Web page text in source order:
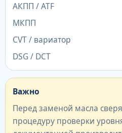
АКПП / ATF
МКПП
CVT / вариатор
DSG / DCT
Важно
Перед заменой масла
процедуру проверки